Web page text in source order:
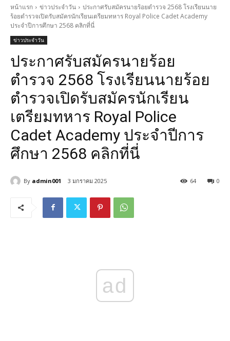
หน้าแรก ข่าวประจำวัน
ประกาศรับสมัครนายร้อยตำรวจ 2568 โรงเรียนนาย
ร้อยตำรวจเปิดรับสมัครนักเรียนเตรียมทหาร Royal Police Cadet Academy
ประจำปีการศึกษา 2568 คลิกที่นี่
ข่าวประจำวัน
ประกาศรับสมัครนายร้อย
ตำรวจ 2568 โรงเรียนนายร้อย
ตำรวจเปิดรับสมัครนักเรียน
เตรียมทหาร Royal Police
Cadet Academy ประจำปีการ
ศึกษา 2568 คลิกที่นี่
By admin001 3 มกราคม 2025 0
64
ad